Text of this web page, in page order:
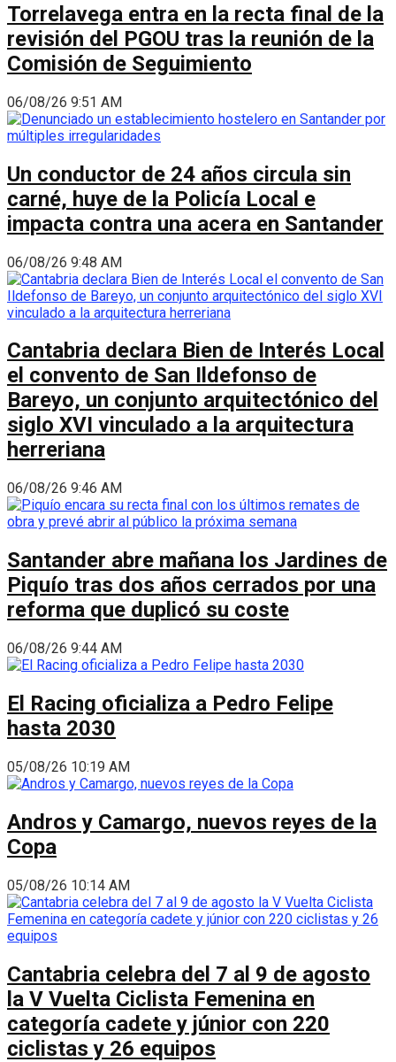
Torrelavega entra en la recta final de la
revisión del PGOU tras la reunión de la
Comisión de Seguimiento
06/08/26 9:51 AM
Un conductor de 24 años circula sin
carné, huye de la Policía Local e
impacta contra una acera en Santander
06/08/26 9:48 AM
Cantabria declara Bien de Interés Local
el convento de San Ildefonso de
Bareyo, un conjunto arquitectónico del
siglo XVI vinculado a la arquitectura
herreriana
06/08/26 9:46 AM
Santander abre mañana los Jardines de
Piquío tras dos años cerrados por una
reforma que duplicó su coste
06/08/26 9:44 AM
El Racing oficializa a Pedro Felipe
hasta 2030
05/08/26 10:19 AM
Andros y Camargo, nuevos reyes de la
Copa
05/08/26 10:14 AM
Cantabria celebra del 7 al 9 de agosto
la V Vuelta Ciclista Femenina en
categoría cadete y júnior con 220
ciclistas y 26 equipos